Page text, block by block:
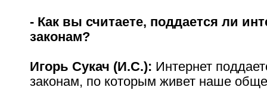
- Как вы считаете, поддается ли
законам?
Игорь Сукач (И.С.): Интернет
законам, по которым живет наше